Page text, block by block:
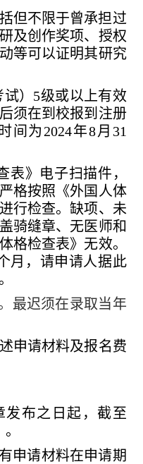
但不限于曾承担过
及创作奖项、授权
等可以证明其研究
） 5级或以上有效
须在到校报到注册
间为 2024年8月 31
表》电子扫描件，
格按照《外国人体
行检查。缺项、未
骑缝章、无医师和
格检查表》无效。
月，请申请人据此
最迟须在录取当年
申请材料及报名费
发布之日起，截至
申请材料在申请期